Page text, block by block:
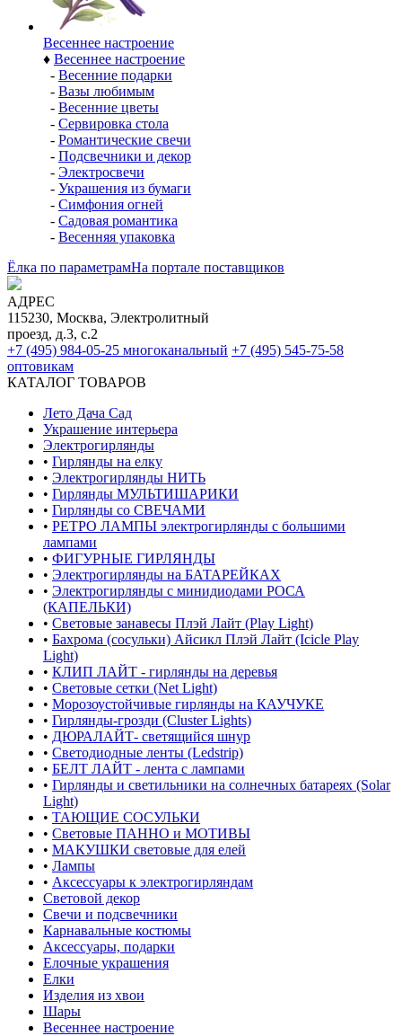
Весеннее настроение
♦ Весеннее настроение
- Весенние подарки
- Вазы любимым
- Весенние цветы
- Сервировка стола
- Романтические свечи
- Подсвечники и декор
- Электросвечи
- Украшения из бумаги
- Симфония огней
- Садовая романтика
- Весенняя упаковка
Ёлка по параметрамНа портале поставщиков
АДРЕС
115230, Москва, Электролитный
проезд, д.3, с.2
+7 (495) 984-05-25 многоканальный +7 (495) 545-75-58
оптовикам
КАТАЛОГ ТОВАРОВ
Лето Дача Сад
Украшение интерьера
Электро­гирлянды
• Гирлянды на елку
• Электрогирлянды НИТЬ
• Гирлянды МУЛЬТИШАРИКИ
• Гирлянды со СВЕЧАМИ
• РЕТРО ЛАМПЫ электрогирлянды с большими
лампами
• ФИГУРНЫЕ ГИРЛЯНДЫ
• Электрогирлянды на БАТАРЕЙКАХ
• Электрогирлянды с минидиодами РОСА
(КАПЕЛЬКИ)
• Световые занавесы Плэй Лайт (Play Light)
• Бахрома (сосульки) Айсикл Плэй Лайт (Icicle Play
Light)
• КЛИП ЛАЙТ - гирлянды на деревья
• Световые сетки (Net Light)
• Морозоустойчивые гирлянды на КАУЧУКЕ
• Гирлянды-грозди (Cluster Lights)
• ДЮРАЛАЙТ- светящийся шнур
• Светодиодные ленты (Ledstrip)
• БЕЛТ ЛАЙТ - лента с лампами
• Гирлянды и светильники на солнечных батареях (Solar
Light)
• ТАЮЩИЕ СОСУЛЬКИ
• Световые ПАННО и МОТИВЫ
• МАКУШКИ световые для елей
• Лампы
• Аксессуары к электрогирляндам
Световой декор
Свечи и подсвечники
Карнавальные костюмы
Аксессуары, подарки
Елочные украшения
Елки
Изделия из хвои
Шары
Весеннее настроение